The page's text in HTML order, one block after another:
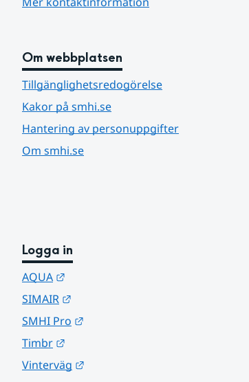
Om webbplatsen
Tillgänglighetsredogörelse
Kakor på smhi.se
Hantering av personuppgifter
Om smhi.se
Logga in
AQUA
SIMAIR
SMHI Pro
Timbr
Vinterväg